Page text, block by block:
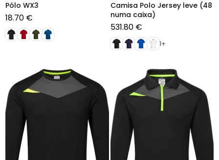
Pólo WX3
Preço
normal
18.70 €
Camisa Polo Jersey leve (48
numa caixa)
Preço
normal
531.80 €
1+